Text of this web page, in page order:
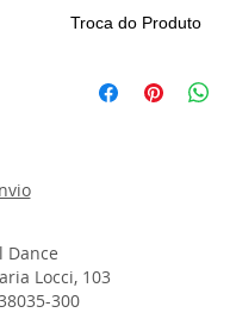
Troca do Produto
fabricação.
Dance
Locci, 103
300